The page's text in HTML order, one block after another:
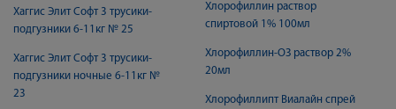
Хаггис Элит Софт 3 трусики-
подгузники 6-11кг № 25
Хаггис Элит Софт 3 трусики-
подгузники ночные 6-11кг №
23
Хлорофиллин раствор
спиртовой 1% 100мл
Хлорофиллин-ОЗ раствор 2%
20мл
Хлорофиллипт Виалайн спрей